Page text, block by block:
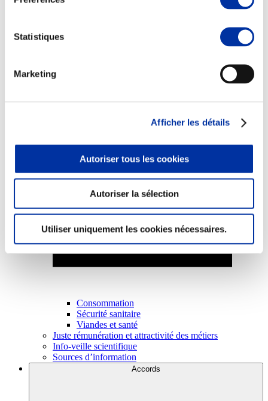
Statistiques
Marketing
Afficher les détails
Autoriser tous les cookies
Autoriser la sélection
Utiliser uniquement les cookies nécessaires.
Consommation
Sécurité sanitaire
Viandes et santé
Juste rémunération et attractivité des métiers
Info-veille scientifique
Sources d’information
Accords